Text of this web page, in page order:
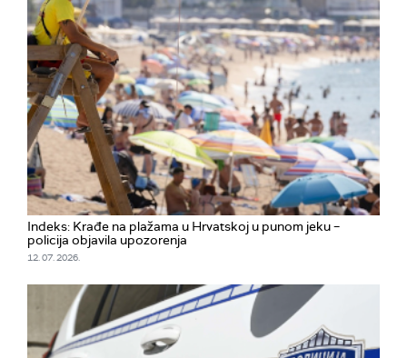
Indeks: Krađe na plažama u Hrvatskoj u punom jeku –
policija objavila upozorenja
12. 07. 2026.